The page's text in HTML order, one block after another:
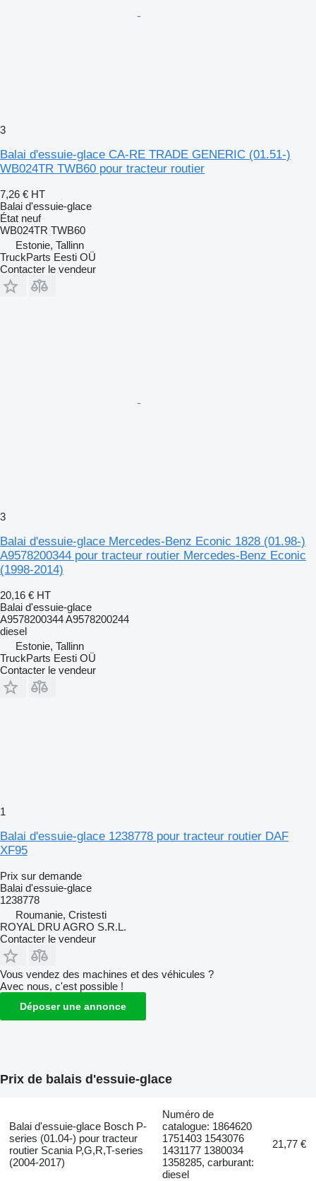
3
Balai d'essuie-glace CA-RE TRADE GENERIC (01.51-)
WB024TR TWB60 pour tracteur routier
7,26 € HT
Balai d'essuie-glace
État neuf
WB024TR TWB60
Estonie, Tallinn
TruckParts Eesti OÜ
Contacter le vendeur
3
Balai d'essuie-glace Mercedes-Benz Econic 1828 (01.98-)
A9578200344 pour tracteur routier Mercedes-Benz Econic
(1998-2014)
20,16 € HT
Balai d'essuie-glace
A9578200344 A9578200244
diesel
Estonie, Tallinn
TruckParts Eesti OÜ
Contacter le vendeur
1
Balai d'essuie-glace 1238778 pour tracteur routier DAF
XF95
Prix sur demande
Balai d'essuie-glace
1238778
Roumanie, Cristesti
ROYAL DRU AGRO S.R.L.
Contacter le vendeur
Vous vendez des machines et des véhicules ?
Avec nous, c'est possible !
Déposer une annonce
Prix de balais d'essuie-glace
Balai d'essuie-glace Bosch P-
series (01.04-) pour tracteur
routier Scania P,G,R,T-series
(2004-2017)
Numéro de
catalogue: 1864620
1751403 1543076
1431177 1380034
1358285, carburant:
diesel
21,77 €